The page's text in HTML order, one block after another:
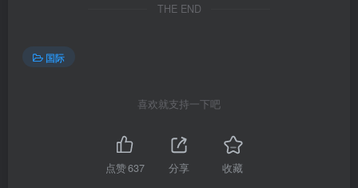
THE END
国际
喜欢就支持一下吧
点赞637 分享 收藏